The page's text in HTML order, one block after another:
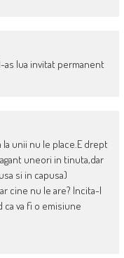
as lua invitat permanent
unii nu le place.E drept
uneori in tinuta,dar
si in capusa)
cine nu le are? Incita-l
ca va fi o emisiune